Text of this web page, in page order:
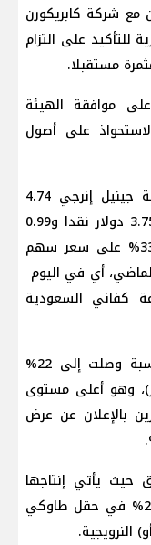
مع شركة كابريكورن
للتأكيد على التزام
مستقبلا.
موافقة الهيئة
على أصول
بموجب الصفقة المقترحة ستدفع شركة جينيل إنرجي 4.74
دولار لكل سهم في كابريكورن بواقع 3.75 دولار نقدا و0.99
دولار أرباحا استثنائية، ما يمثل علاوة 33% على سعر ​سهم
بتاريخ 10 مارس الماضي، أي في اليوم
كفاني السعودية
ارتفع سهم كابريكورن إنرجي اليوم بنسبة وصلت إلى 22%
​إسترليني (4.68 دولار)، وهو أعلى مستوى
بالإعلان عن عرض
حيث يأتي إنتاجها
الرئيسي من حصة غير مشغلة بنسبة 25% ​في حقل طاوكي
النرويجية.